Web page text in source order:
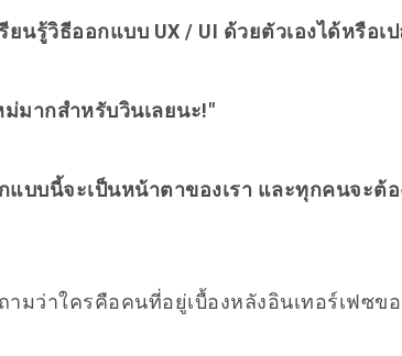
ยนรู้วิธีออกแบบ UX / UI ด้วยตัวเองได้หรือเ
ม่มากสำหรับวินเลยนะ!"
แบบนี้จะเป็นหน้าตาของเรา และทุกคนจะต้
มว่าใครคือคนที่อยู่เบื้องหลังอินเทอร์เฟซข